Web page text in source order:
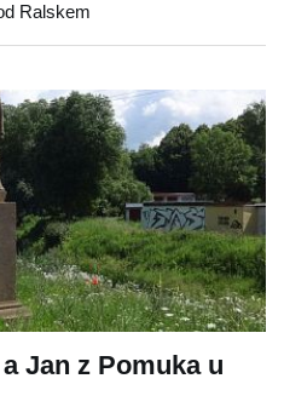
Ralskem
Jan z Pomuka u